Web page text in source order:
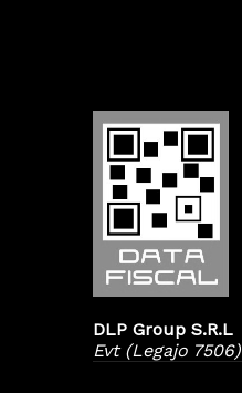
DLP Group S.R.L
Evt (Legajo 7506)